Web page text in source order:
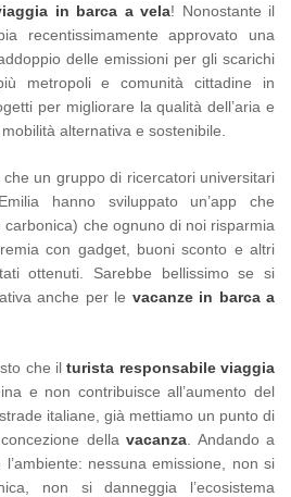
in barca a vela! Nonostante il
recentissimamente approvato una
delle emissioni per gli scarichi
metropoli e comunità cittadine in
per migliorare la qualità dell’aria e
alternativa e sostenibile.
un gruppo di ricercatori universitari
hanno sviluppato un’app che
che ognuno di noi risparmia
con gadget, buoni sconto e altri
ottenuti. Sarebbe bellissimo se si
anche per le vacanze in barca a
che ilturista responsabile viaggia
e non contribuisce all’aumento del
italiane, già mettiamo un punto di
della vacanza . Andando a
nessuna emissione, non si
non si danneggia l’ecosistema